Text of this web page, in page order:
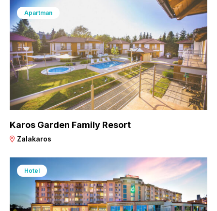
Apartman
Karos Garden Family Resort
Zalakaros
Hotel